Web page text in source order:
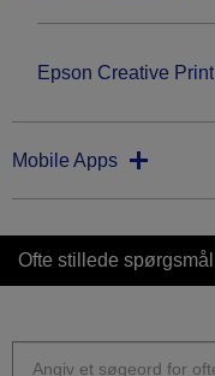
Epson Creative Print
Mobile Apps
Ofte stillede spørgsmål